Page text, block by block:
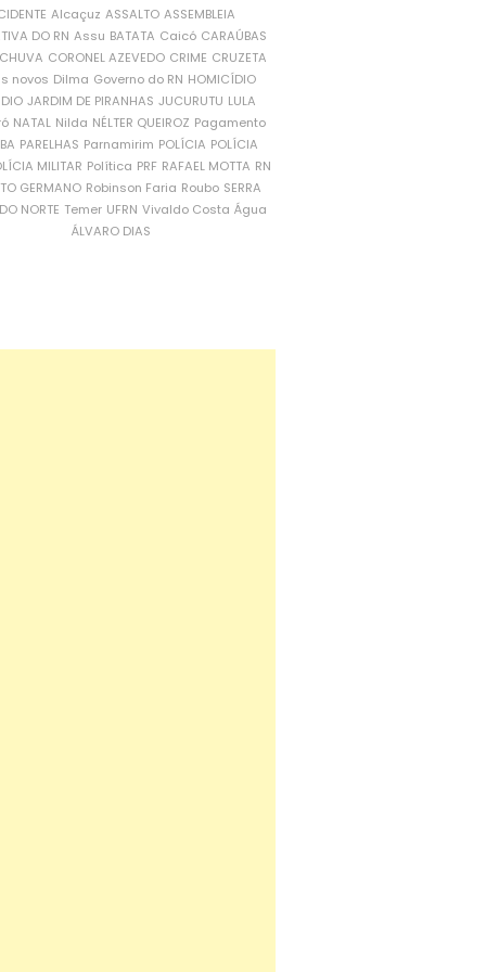
Alcaçuz ASSALTO ASSEMBLEIA
DO RN Assu BATATA Caicó CARAÚBAS
CORONEL AZEVEDO CRIME CRUZETA
novos Dilma Governo do RN HOMICÍDIO
JARDIM DE PIRANHAS JUCURUTU LULA
NATAL Nilda NÉLTER QUEIROZ Pagamento
PARELHAS Parnamirim POLÍCIA POLÍCIA
MILITAR Política PRF RAFAEL MOTTA RN
GERMANO Robinson Faria Roubo SERRA
NORTE Temer UFRN Vivaldo Costa Água
ÁLVARO DIAS